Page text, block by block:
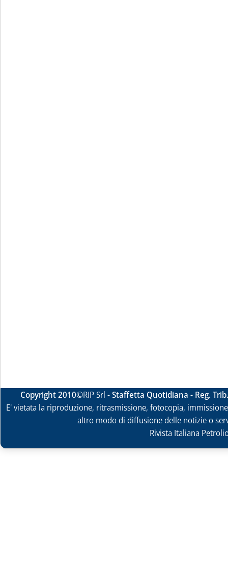
Copyright 2010©RIP Srl -Staffetta Quotidiana - Reg.
E' vietata la riproduzione, ritrasmissione, fotocopia,
altro modo di diffusione delle notizie o
Rivista Italiana